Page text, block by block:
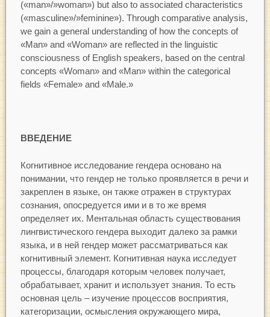
(«man»/»woman») but also to associated characteristics
(«masculine»/»feminine»). Through comparative analysis,
we gain a general understanding of how the concepts of
«Man» and «Woman» are reflected in the linguistic
consciousness of English speakers, based on the central
concepts «Woman» and «Man» within the categorical
fields «Female» and «Male.»
ВВЕДЕНИЕ
Когнитивное исследование гендера основано на
понимании, что гендер не только проявляется в речи и
закреплен в языке, он также отражен в структурах
сознания, опосредуется ими и в то же время
определяет их. Ментальная область существования
лингвистического гендера выходит далеко за рамки
языка, и в ней гендер может рассматриваться как
когнитивный элемент. Когнитивная наука исследует
процессы, благодаря которым человек получает,
обрабатывает, хранит и использует знания. То есть
основная цель – изучение процессов восприятия,
категоризации, осмысления окружающего мира,